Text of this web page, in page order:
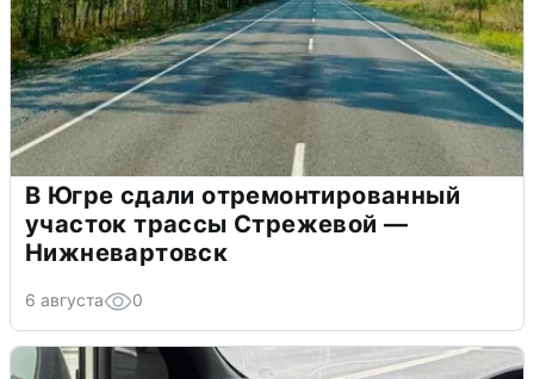
В Югре сдали отремонтированный
участок трассы Стрежевой —
Нижневартовск
6 августа 0